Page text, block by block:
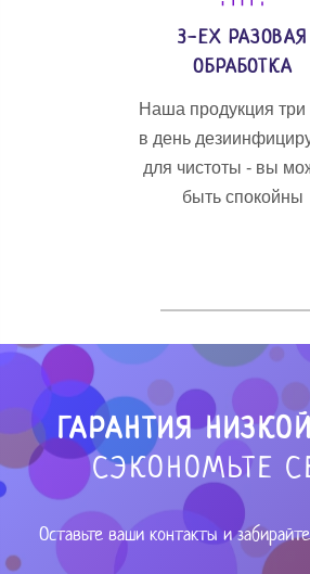
3-ЕХ РАЗОВАЯ
ОБРАБОТКА
Наша продукция три
в день
для чистоты - вы
быть спокойны
ГАРАНТИЯ
СЭКОНОМЬТЕ
Оставьте ваши контакты и